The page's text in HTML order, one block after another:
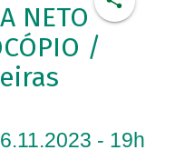
NETO
/
- 19h